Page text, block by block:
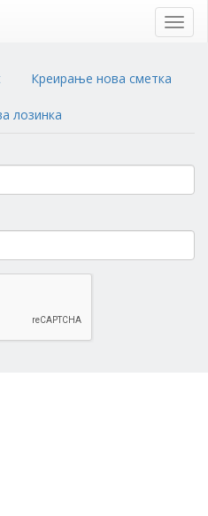
Креирање нова сметка
лозинка